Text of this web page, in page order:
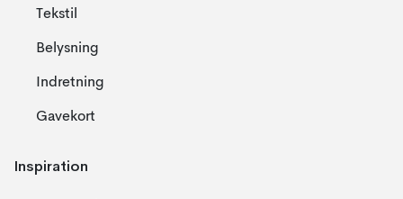
Tekstil
Belysning
Indretning
Gavekort
Inspiration